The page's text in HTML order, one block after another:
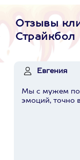
Отзывы
Страйкбол
Евгения
Мы с мужем
эмоций, точно